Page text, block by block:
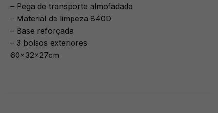
– Pega de transporte almofadada
– Material de limpeza 840D
– Base reforçada
– 3 bolsos exteriores
60x32x27cm